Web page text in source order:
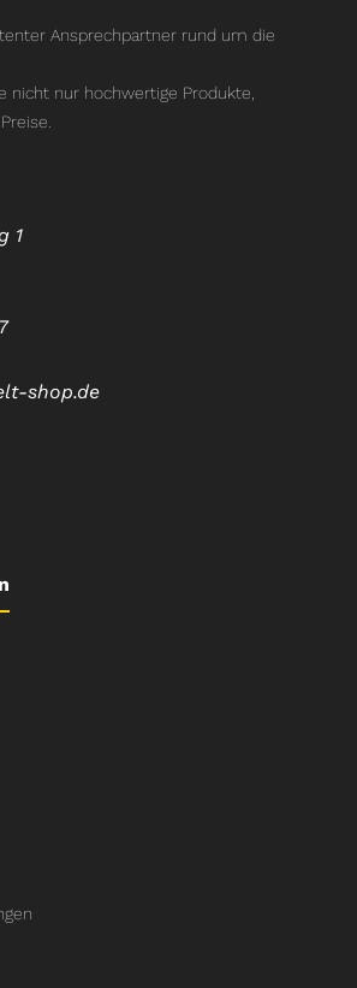
Ansprechpartner rund um die
nicht nur hochwertige Produkte,
1
shop.de